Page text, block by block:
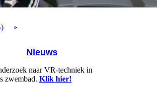
Nieuws
naar VR-techniek in
zwembad. Klik hier!